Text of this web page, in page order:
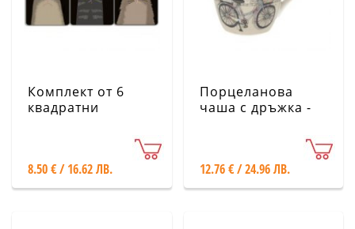
Комплект от 6
квадратни
Намръщени котки
CARTES D'ART
8.50 € / 16.62 ЛВ.
Порцеланова
чаша с дръжка -
велосипед KIUB
12.76 € / 24.96 ЛВ.